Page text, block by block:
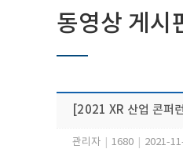
동영상 게시
[2021 XR 산업 콘퍼
관리자 1680 2021-